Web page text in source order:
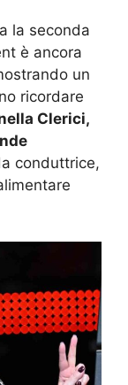
la seconda
è ancora
un
ricordare
Clerici,
conduttrice,